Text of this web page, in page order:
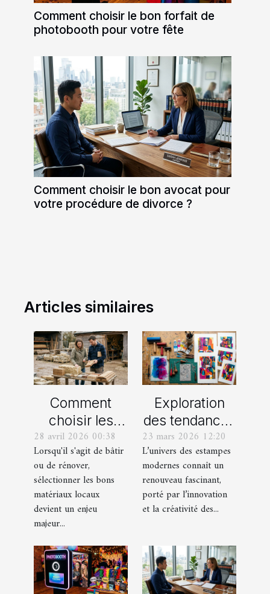
Comment choisir le bon forfait de
photobooth pour votre fête
Comment choisir le bon avocat pour
votre procédure de divorce ?
Articles similaires
Comment
choisir les
meilleurs
matériaux
locaux pour
votre maison ?
28 avril 2026 00:38
Lorsqu'il s'agit de bâtir
ou de rénover,
sélectionner les bons
matériaux locaux
devient un enjeu
majeur...
Exploration
des tendances
actuelles en
estampes
modernes
23 mars 2026 12:20
L’univers des estampes
modernes connaît un
renouveau fascinant,
porté par l’innovation
et la créativité des...